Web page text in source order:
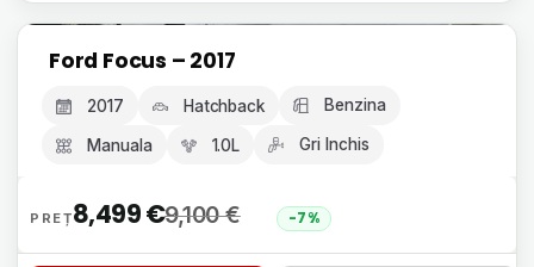
GARANȚIE 12 LUNI
Ford Focus – 2017
2017 Hatchback Benzina
Manuala 1.0L Gri Inchis
9,100€
8,499€ -7%